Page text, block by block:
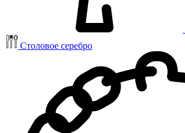
Столовое серебро